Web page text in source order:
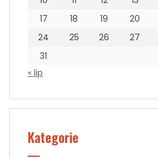
17
18 19 20
24
25 26 27
31
« lip
Kategorie